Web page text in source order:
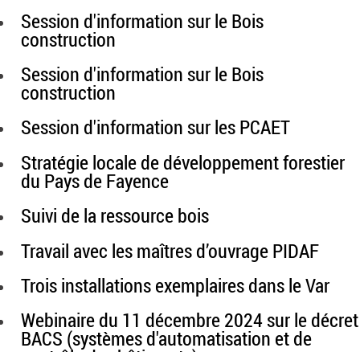
Session d'information sur le Bois
construction
Session d'information sur le Bois
construction
Session d'information sur les PCAET
Stratégie locale de développement forestier
du Pays de Fayence
Suivi de la ressource bois
Travail avec les maîtres d’ouvrage PIDAF
Trois installations exemplaires dans le Var
Webinaire du 11 décembre 2024 sur le décret
BACS (systèmes d'automatisation et de